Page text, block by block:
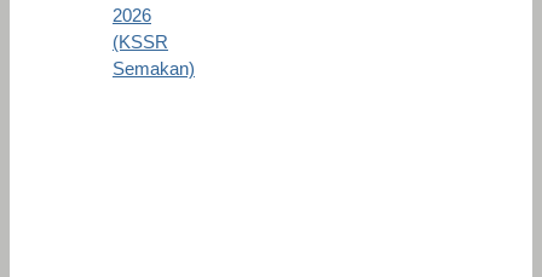
2026
(KSSR
Semakan)